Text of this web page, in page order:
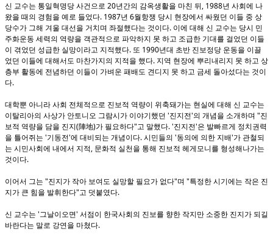
신 교수는 통일혁명당 사건으로 20년간의 감옥생활을 마친 뒤, 1988년 사회에 나
왔을 때의 경험을 예로 들었다. 1987년 6월항쟁 당시 현장에서 싸웠던 이들 중 상
당수가 그해 겨울 대선을 거치며 좌절했다는 것이다. 이에 대해 신 교수는 당시 민
주화운동 세력의 역량을 객관적으로 파악하지 못 하고 조급한 기대를 걸었던 이들
이 겪었던 성급한 실망이라고 지적했다. 또 1990년대 초반 진보정당 운동을 이끌
었던 이들에 대해서도 마찬가지의 지적을 했다. 지역 현장에 뿌리내리지 못 하고 상
층부 활동에 전념하던 이들이 가벼운 패배도 견디지 못 하고 금세 돌아섰다는 것이
다.
대학뿐 아니라 사회 전체적으로 진보적 역량이 위축돼가는 현실에 대해 신 교수는
이탈리아의 사상가 안토니오 그람시가 이야기했던 '진지전'의 개념을 소개하며 "진
보적 역량을 담을 진지(陣地)가 필요하다"고 말했다. '진지전'은 발빠르게 정치권력
을 틀어쥐는 '기동전'에 대비되는 개념이다. 시민들의 '동의에 의한 지배'가 관철되
는 시민사회에 내에서 지적, 문화적 실천을 통해 진보적 헤게모니를 형성해나가는
것이다.
이어서 그는 "진지가 작아 보여도 실망할 필요가 없다"며 "특정한 시기에는 작은 진
지가 큰 힘을 발휘한다"고 덧붙였다.
신 교수는 '그날이오면' 서점이 한국사회의 진보를 향한 작지만 소중한 진지가 되길
바란다는 말로 강연을 마쳤다.